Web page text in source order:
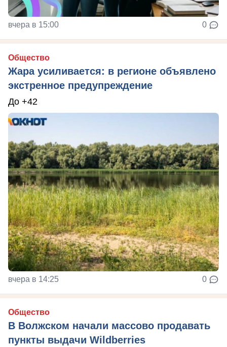
вчера в 15:00 0
Общество
Жара усиливается: в регионе объявлено
экстренное предупреждение
До +42
вчера в 14:25 0
Общество
В Волжском начали массово продавать
пункты выдачи Wildberries